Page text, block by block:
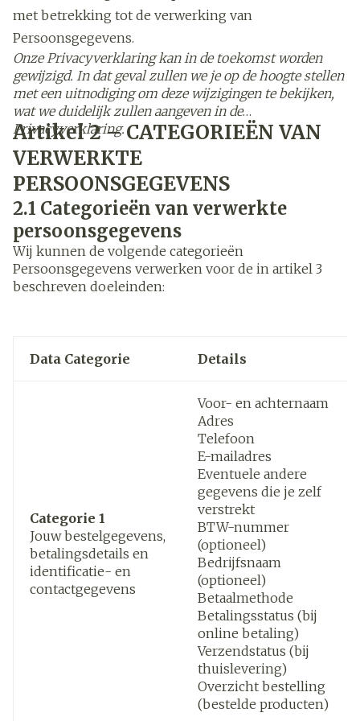
met betrekking tot de verwerking van
Persoonsgegevens.
Onze Privacyverklaring kan in de toekomst worden
gewijzigd. In dat geval zullen we je op de hoogte stellen
met een uitnodiging om deze wijzigingen te bekijken,
wat we duidelijk zullen aangeven in de
Privacyverklaring.
Artikel 2 – CATEGORIEËN VAN
VERWERKTE
PERSOONSGEGEVENS
2.1 Categorieën van verwerkte
persoonsgegevens
Wij kunnen de volgende categorieën
Persoonsgegevens verwerken voor de in artikel 3
beschreven doeleinden:
Data Categorie Details
Categorie 1
Jouw bestelgegevens,
betalingsdetails en
identificatie- en
contactgegevens
Voor- en achternaam
Adres
Telefoon
E-mailadres
Eventuele andere
gegevens die je zelf
verstrekt
BTW-nummer
(optioneel)
Bedrijfsnaam
(optioneel)
Betaalmethode
Betalingsstatus (bij
online betaling)
Verzendstatus (bij
thuislevering)
Overzicht bestelling
(bestelde producten)